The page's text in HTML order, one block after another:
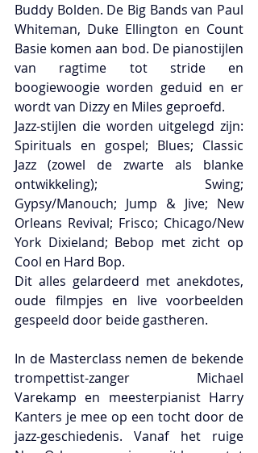
Buddy Bolden. De Big Bands van Paul
Whiteman, Duke Ellington en Count
Basie komen aan bod. De pianostijlen
van ragtime tot stride en
boogiewoogie worden geduid en er
wordt van Dizzy en Miles geproefd.
Jazz-stijlen die worden uitgelegd zijn:
Spirituals en gospel; Blues; Classic
Jazz (zowel de zwarte als blanke
ontwikkeling); Swing;
Gypsy/Manouch; Jump & Jive; New
Orleans Revival; Frisco; Chicago/New
York Dixieland; Bebop met zicht op
Cool en Hard Bop.
Dit alles gelardeerd met anekdotes,
oude filmpjes en live voorbeelden
gespeeld door beide gastheren.
In de Masterclass nemen de bekende
trompettist-zanger Michael
Varekamp en meesterpianist Harry
Kanters je mee op een tocht door de
jazz-geschiedenis. Vanaf het ruige